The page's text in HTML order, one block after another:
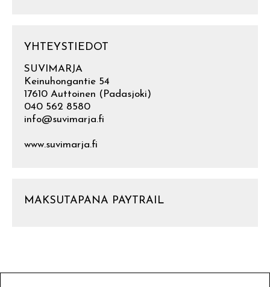
YHTEYSTIEDOT
SUVIMARJA
Keinuhongantie 54
17610 Auttoinen (Padasjoki)
040 562 8580
info@suvimarja.fi
www.suvimarja.fi
MAKSUTAPANA PAYTRAIL